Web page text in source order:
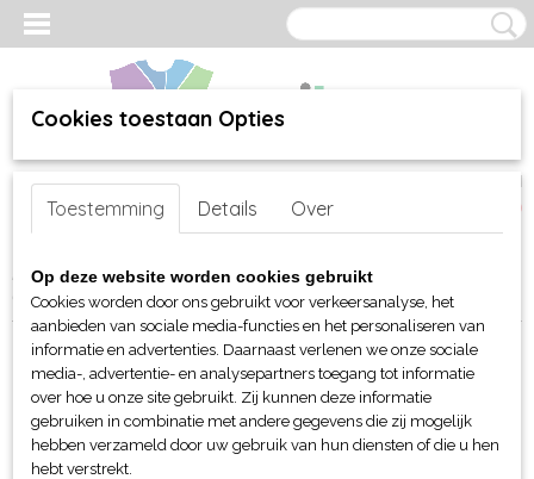
Inloggen Registreren
(0)
Home >webshop>Per merk >Clique >Voor haar
Clique Classic OC polo dames
Cookies toestaan Opties
Toestemming Details Over
Op deze website worden cookies gebruikt
Cookies worden door ons gebruikt voor verkeersanalyse, het
aanbieden van sociale media-functies en het personaliseren van
informatie en advertenties. Daarnaast verlenen we onze sociale
media-, advertentie- en analysepartners toegang tot informatie
over hoe u onze site gebruikt. Zij kunnen deze informatie
gebruiken in combinatie met andere gegevens die zij mogelijk
hebben verzameld door uw gebruik van hun diensten of die u hen
hebt verstrekt.